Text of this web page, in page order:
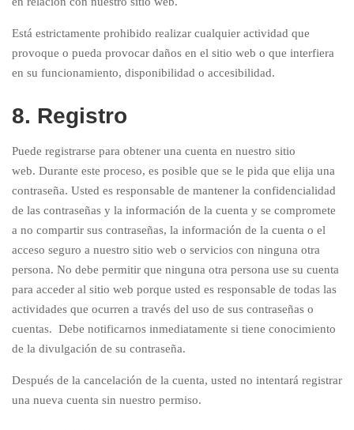
Está estrictamente prohibido realizar cualquier actividad que
provoque o pueda provocar daños en el sitio web o que interfiera
en su funcionamiento, disponibilidad o accesibilidad.
8. Registro
Puede registrarse para obtener una cuenta en nuestro sitio
web. Durante este proceso, es posible que se le pida que elija una
contraseña. Usted es responsable de mantener la confidencialidad
de las contraseñas y la información de la cuenta y se compromete
a no compartir sus contraseñas, la información de la cuenta o el
acceso seguro a nuestro sitio web o servicios con ninguna otra
persona. No debe permitir que ninguna otra persona use su cuenta
para acceder al sitio web porque usted es responsable de todas las
actividades que ocurren a través del uso de sus contraseñas o
cuentas. Debe notificarnos inmediatamente si tiene conocimiento
de la divulgación de su contraseña.
Después de la cancelación de la cuenta, usted no intentará registrar
una nueva cuenta sin nuestro permiso.